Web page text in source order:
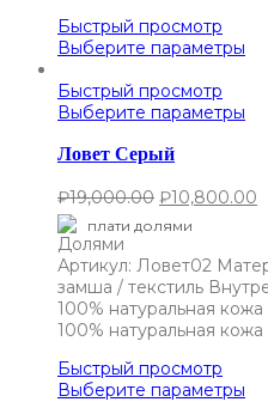
Быстрый просмотр
Выберите параметры
Быстрый просмотр
Выберите параметры
Ловет Серый
₽19,000.00 ₽10,800.00
плати долями
Артикул: Ловет02
замша / текстиль
100% натуральная
100% натуральная
Быстрый просмотр
Выберите параметры